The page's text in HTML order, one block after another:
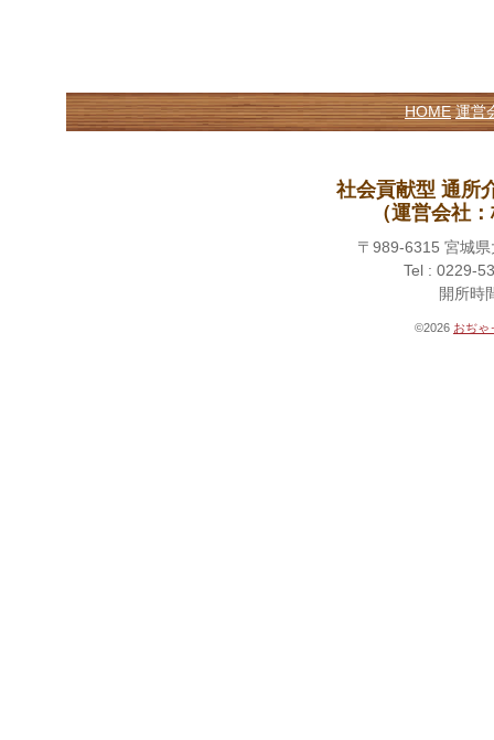
HOME 運営
社会貢献型 通所
（運営会社
〒989-6315 宮城
Tel : 0229-
開所時
©2026 おぢゃ